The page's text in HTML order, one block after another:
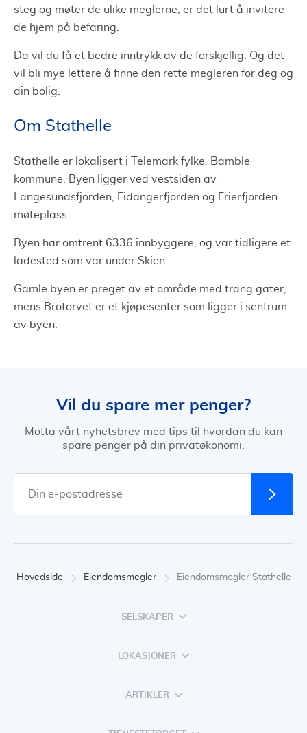
steg og møter de ulike meglerne, er det lurt å invitere
de hjem på befaring.
Da vil du få et bedre inntrykk av de forskjellig. Og det
vil bli mye lettere å finne den rette megleren for deg og
din bolig.
Om Stathelle
Stathelle er lokalisert i Telemark fylke, Bamble
kommune. Byen ligger ved vestsiden av
Langesundsfjorden, Eidangerfjorden og Frierfjorden
møteplass.
Byen har omtrent 6336 innbyggere, og var tidligere et
ladested som var under Skien.
Gamle byen er preget av et område med trang gater,
mens Brotorvet er et kjøpesenter som ligger i sentrum
av byen.
Vil du spare mer penger?
Motta vårt nyhetsbrev med tips til hvordan du kan
spare penger på din privatøkonomi.
Hovedside Eiendomsmegler Eiendomsmegler Stathelle
SELSKAPER
LOKASJONER
ARTIKLER